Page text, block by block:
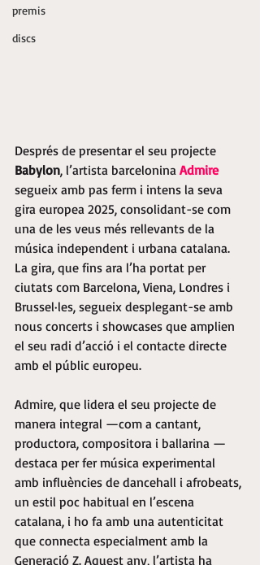
premis
discs
Després de presentar el seu projecte
Babylon, l’artista barcelonina Admire
segueix amb pas ferm i intens la seva
gira europea 2025, consolidant-se com
una de les veus més rellevants de la
música independent i urbana catalana.
La gira, que fins ara l’ha portat per
ciutats com Barcelona, Viena, Londres i
Brussel·les, segueix desplegant-se amb
nous concerts i showcases que amplien
el seu radi d’acció i el contacte directe
amb el públic europeu.
Admire, que lidera el seu projecte de
manera integral —com a cantant,
productora, compositora i ballarina —
destaca per fer música experimental
amb influències de dancehall i afrobeats,
un estil poc habitual en l’escena
catalana, i ho fa amb una autenticitat
que connecta especialment amb la
Generació Z. Aquest any, l’artista ha